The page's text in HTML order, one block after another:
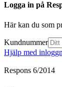
Logga in på
Här kan du som
Kundnummer
Hjälp med
Respons 6/2014